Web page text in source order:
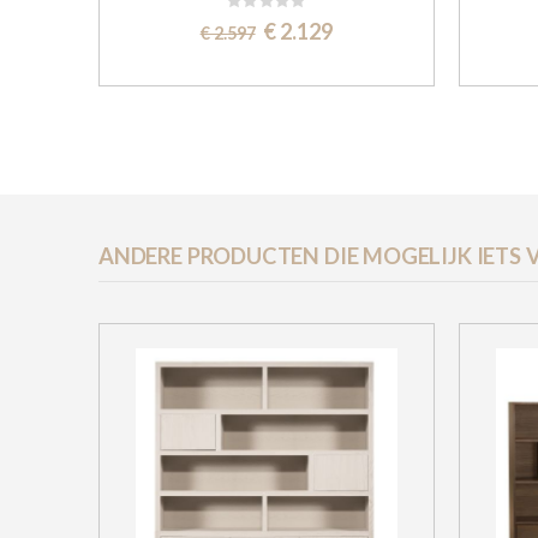
Rating:
0%
€ 2.597 Special
Price
€ 2.129
ANDERE PRODUCTEN DIE MOGELIJK IETS